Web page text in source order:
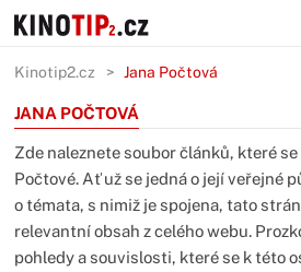
Kinotip2.cz Jana Počtová
JANA POČTOVÁ
Zde naleznete soubor článků, které
Počtové. Ať už se jedná o její veřejné
o témata, s nimiž je spojena, tato
relevantní obsah z celého webu.
pohledy a souvislosti, které se k této